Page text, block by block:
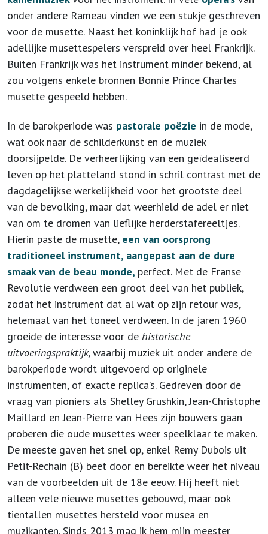
onder andere Rameau vinden we een stukje geschreven
voor de musette. Naast het koninklijk hof had je ook
adellijke musettespelers verspreid over heel Frankrijk.
Buiten Frankrijk was het instrument minder bekend, al
zou volgens enkele bronnen Bonnie Prince Charles
musette gespeeld hebben.
In de barokperiode was pastorale poëzie in de mode,
wat ook naar de schilderkunst en de muziek
doorsijpelde. De verheerlijking van een geïdealiseerd
leven op het platteland stond in schril contrast met de
dagdagelijkse werkelijkheid voor het grootste deel
van de bevolking, maar dat weerhield de adel er niet
van om te dromen van lieflijke herderstafereeltjes.
Hierin paste de musette, een van oorsprong
traditioneel instrument, aangepast aan de dure
smaak van de beau monde, perfect. Met de Franse
Revolutie verdween een groot deel van het publiek,
zodat het instrument dat al wat op zijn retour was,
helemaal van het toneel verdween. In de jaren 1960
groeide de interesse voor de historische
uitvoeringspraktijk,waarbij muziek uit onder andere de
barokperiode wordt uitgevoerd op originele
instrumenten, of exacte replica’s. Gedreven door de
vraag van pioniers als Shelley Grushkin, Jean-Christophe
Maillard en Jean-Pierre van Hees zijn bouwers gaan
proberen die oude musettes weer speelklaar te maken.
De meeste gaven het snel op, enkel Remy Dubois uit
Petit-Rechain (B) beet door en bereikte weer het niveau
van de voorbeelden uit de 18e eeuw. Hij heeft niet
alleen vele nieuwe musettes gebouwd, maar ook
tientallen musettes hersteld voor musea en
muzikanten. Sinds 2013 mag ik hem mijn meester